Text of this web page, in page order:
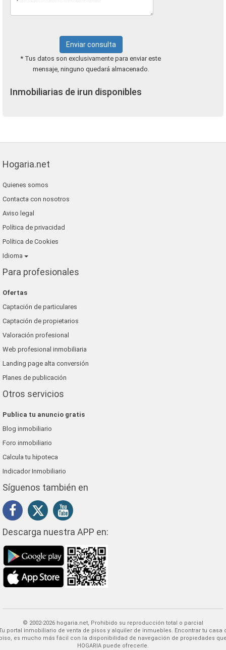
Enviar consulta
* Tus datos son exclusivamente para enviar este
mensaje, ninguno quedará almacenado.
Inmobiliarias de irun disponibles
Hogaria.net
Quienes somos
Contacta con nosotros
Aviso legal
Política de privacidad
Política de Cookies
Idioma
Para profesionales
Ofertas
Captación de particulares
Captación de propietarios
Valoración profesional
Web profesional inmobiliaria
Landing page alta conversión
Planes de publicación
Otros servicios
Publica tu anuncio gratis
Blog inmobiliario
Foro inmobiliario
Calcula tu hipoteca
Indicador Inmobiliario
Síguenos también en
Descarga nuestra APP en:
© 2002-2026 hogaria.net, Prohibido su reproducción total o parcial
Encontrar tu casa o
es mucho más fácil con la disponibilidad de navegación de propiedades
HOGARIA puede ofrecerle.